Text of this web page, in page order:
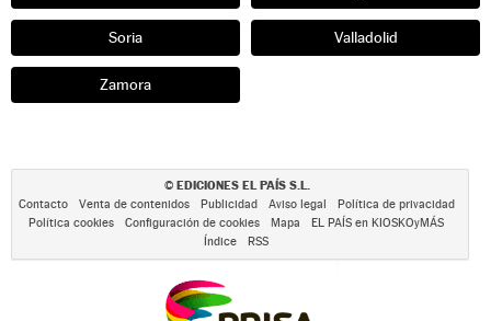
Soria Valladolid
Zamora
© EDICIONES EL PAÍS S.L.
Contacto Venta de contenidos Publicidad Aviso legal
Política de privacidad
Política cookies
Configuración de cookies Mapa
EL PAÍS en KIOSKOyMÁS
Índice
RSS